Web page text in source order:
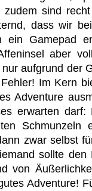
zudem sind
dass wir
ein Gamepad
aber
aufgrund der
Im Kern
Adventure
erwarten
zwar selbst
sollte den
von
Adventure!